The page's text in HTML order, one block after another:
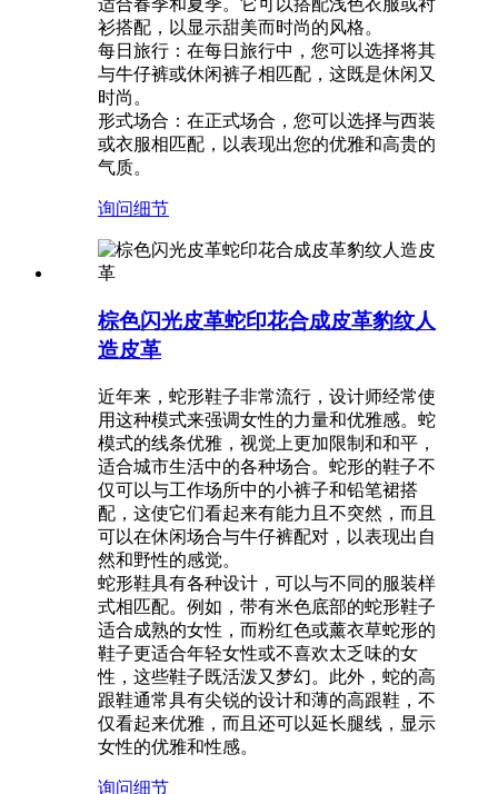
适合春季和夏季。它可以搭配浅色衣服或衬
衫搭配，以显示甜美而时尚的风格。
每日旅行：在每日旅行中，您可以选择将其
与牛仔裤或休闲裤子相匹配，这既是休闲又
时尚。
‌形式场合：在正式场合，您可以选择与西装
或衣服相匹配，以表现出您的优雅和高贵的
气质。
询问细节
棕色闪光皮革蛇印花合成皮革豹纹人
造皮革
近年来，蛇形鞋子非常流行，设计师经常使
用这种模式来强调女性的力量和优雅感。蛇
模式的线条优雅，视觉上更加限制和和平，
适合城市生活中的各种场合。蛇形的鞋子不
仅可以与工作场所中的小裤子和铅笔裙搭
配，这使它们看起来有能力且不突然，而且
可以在休闲场合与牛仔裤配对，以表现出自
然和野性的感觉。
蛇形鞋具有各种设计，可以与不同的服装样
式相匹配。例如，带有米色底部的蛇形鞋子
适合成熟的女性，而粉红色或薰衣草蛇形的
鞋子更适合年轻女性或不喜欢太乏味的女
性，这些鞋子既活泼又梦幻。此外，蛇的高
跟鞋通常具有尖锐的设计和薄的高跟鞋，不
仅看起来优雅，而且还可以延长腿线，显示
女性的优雅和性感。
询问细节